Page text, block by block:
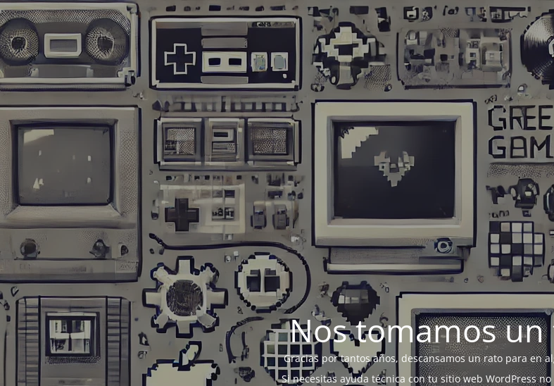
Nos tomamos
Gracias por tantos años, descansamos un rato para en
Si necesitas ayuda técnica con tu sitio web WordPress